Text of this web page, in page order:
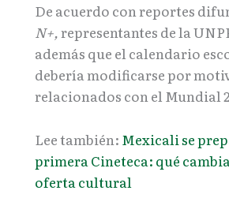
De acuerdo con reportes
N+,representantes de la
además que el calendario
debería modificarse por
relacionados con el Mundial
Lee también: Mexicali se
primera Cineteca: qué
oferta cultural